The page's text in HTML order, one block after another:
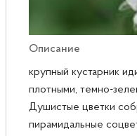
Описание
крупный кустарник
плотными, темно-
Душистые цветки
пирамидальные